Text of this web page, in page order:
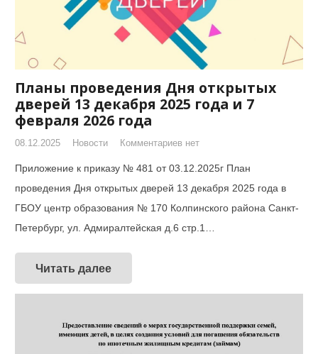
Планы проведения Дня открытых
дверей 13 декабря 2025 года и 7
февраля 2026 года
08.12.2025 Новости Комментариев нет
Приложение к приказу № 481 от 03.12.2025г План
проведения Дня открытых дверей 13 декабря 2025 года в
ГБОУ центр образования № 170 Колпинского района Санкт-
Петербург, ул. Адмиралтейская д.6 стр.1…
Читать далее